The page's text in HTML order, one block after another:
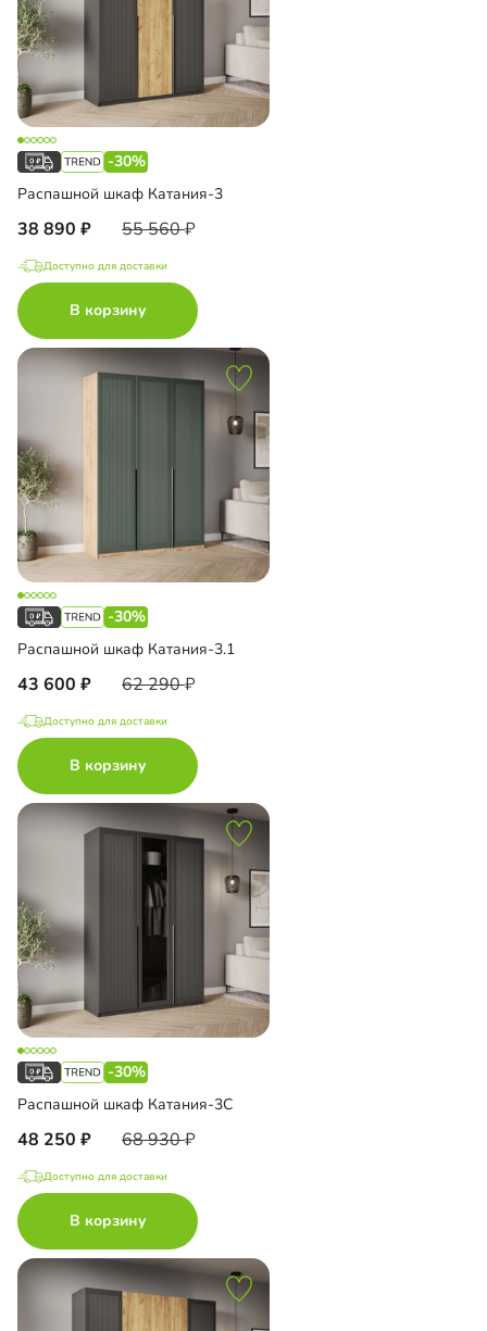
-30%
Распашной шкаф Катания-3
38 890 55 560
Доступно для доставки
В корзину
-30%
Распашной шкаф Катания-3.1
43 600 62 290
Доступно для доставки
В корзину
-30%
Распашной шкаф Катания-3С
48 250 68 930
Доступно для доставки
В корзину